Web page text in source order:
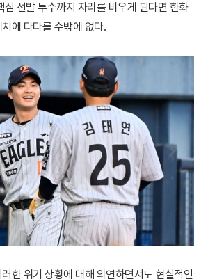
심 선발 투수까지 자리를 비우게 된다면 한화
에 다다를 수밖에 없다.
한 위기 상황에 대해 의연하면서도 현실적인